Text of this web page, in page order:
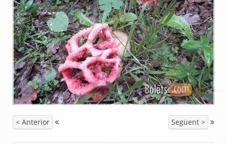
< Anterior Següent >